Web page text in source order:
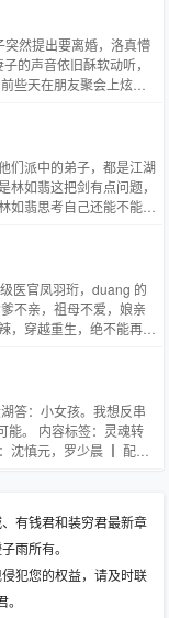
然提出要离婚，洛真懵
的声音依旧酥软动听，
些天在朋友聚会上炫耀
对，我才舍不得带出来
的话，我也会向法院申
响起妻子的催促。 外人
抑制的疼了疼 离就离。
姻，就这样莫名其妙走
决要离婚的前妻，看来
角落，美艳勾人的脸上
结果是来酒吧卖脸了？
句话就被说的面脸绯红，
才偏过头，软着声拒
担心我现在的身份让洛
开过我们的关系。 五
的心口发堵，片刻后才
初，为什么要离婚？ 排
里找科学，带球跑的狗
狗血的读者慎入】有少
或文案打负分/留带脏字
们派中的弟子，都是江湖
林如翡这把剑有点问题，
翡思考自己还能不能抢
标签： 天作之合 打脸
如翡，顾玄都 ┃ 配角：
医官凤羽珩，duang 的
不亲，祖母不爱，娘亲
穿越重生，绝不能再像
的？老子一针下去扎你
的心窝！ 人人可欺的柔
皇帝开医院，揽尽天下
是怎么回事儿？ 还有这
要我助你得天下？ 得
答：小女孩。我想反串
能。 内容标签：灵魂转
沈慎元，罗少晨 ┃ 配
有钱君和装穷君最新章
雨所有。
犯您的权益，请及时联